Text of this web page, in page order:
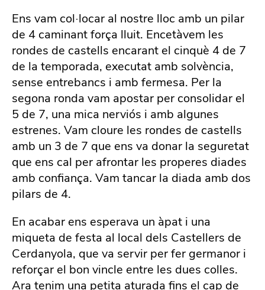
Ens vam col·locar al nostre lloc amb un pilar
de 4 caminant força lluit. Encetàvem les
rondes de castells encarant el cinquè 4 de 7
de la temporada, executat amb solvència,
sense entrebancs i amb fermesa. Per la
segona ronda vam apostar per consolidar el
5 de 7, una mica nerviós i amb algunes
estrenes. Vam cloure les rondes de castells
amb un 3 de 7 que ens va donar la seguretat
que ens cal per afrontar les properes diades
amb confiança. Vam tancar la diada amb dos
pilars de 4.
En acabar ens esperava un àpat i una
miqueta de festa al local dels Castellers de
Cerdanyola, que va servir per fer germanor i
reforçar el bon vincle entre les dues colles.
Ara tenim una petita aturada fins el cap de